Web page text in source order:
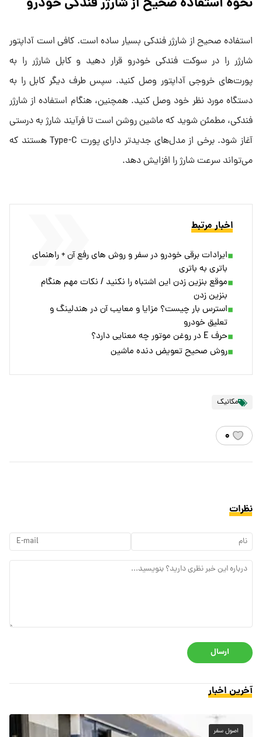
استفاده صحیح از شارژر فندکی بسیار ساده است. کافی است آداپتور
شارژر را در سوکت فندکی خودرو قرار دهید و کابل شارژر را به
پورت‌های خروجی آداپتور وصل کنید. سپس طرف دیگر کابل را به
دستگاه مورد نظر خود وصل کنید. همچنین، هنگام استفاده از شارژر
فندکی، مطمئن شوید که ماشین روشن است تا فرآیند شارژ به درستی
آغاز شود. برخی از مدل‌های جدیدتر دارای پورت Type-C هستند که
می‌تواند سرعت شارژ را افزایش دهد.
اخبار مرتبط
ایرادات برقی خودرو در سفر و روش های رفع آن + راهنمای
باتری به باتری
موقع بنزین زدن این اشتباه را نکنید / نکات مهم هنگام
بنزین زدن
استرس بار چیست؟ مزایا و معایب آن در هندلینگ و
تعلیق خودرو
حرف E در روغن موتور چه معنایی دارد؟
روش صحیح تعویض دنده ماشین
مکانیک
۰
نظرات
ارسال
آخرین اخبار
اصول سفر